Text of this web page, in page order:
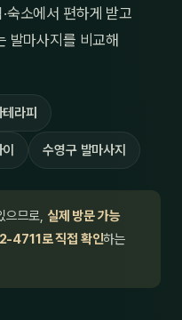
숙소에서 편하게 받고
발마사지를 비교해
라피
수영구 발마사지
으므로, 실제 방문 가능
4711로 직접 확인하는